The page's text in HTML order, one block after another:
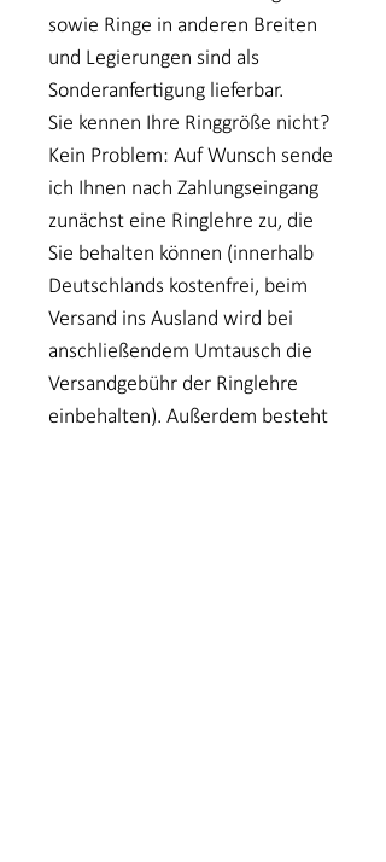
sowie Ringe in anderen Breiten
und Legierungen sind als
Sonderanfertigung lieferbar.
Sie kennen Ihre Ringgröße nicht?
Kein Problem: Auf Wunsch sende
ich Ihnen nach Zahlungseingang
zunächst eine Ringlehre zu, die
Sie behalten können (innerhalb
Deutschlands kostenfrei, beim
Versand ins Ausland wird bei
anschließendem Umtausch die
Versandgebühr der Ringlehre
einbehalten). Außerdem besteht